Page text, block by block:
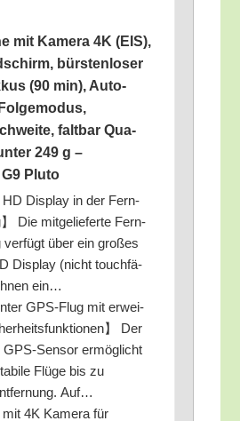
mit Kame­ra 4K (EIS),
bürs­ten­lo­ser
(90 min), Auto-
falt­bar Qua­
249 g –
Pluto
HD Dis­play in der Fern­
Die mit­ge­lie­fer­te Fern­
ver­fügt über ein gro­ßes
Dis­play (nicht touch­fä­
ein…
GPS-Flug mit erwei­
】 Der
GPS-Sen­sor ermög­licht
Flü­ge bis zu
Auf…
mit 4K Kame­ra für